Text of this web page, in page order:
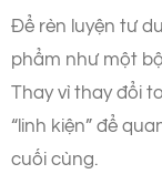
Để rèn luyện tư
phẩm như một
Thay vì thay đổi
“linh kiện” để
cuối cùng.